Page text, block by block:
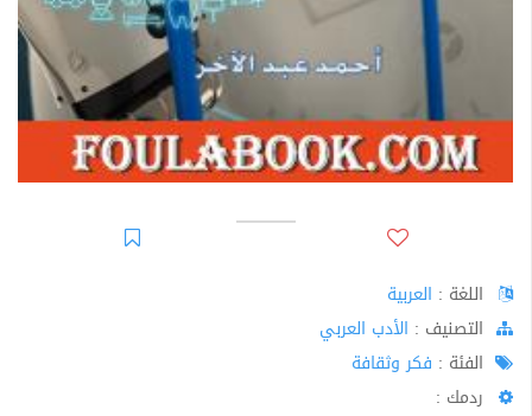
اللغة : العربية
اﻟﺘﺼﻨﻴﻒ : الأدب العربي
الفئة : فكر وثقافة
ردمك :